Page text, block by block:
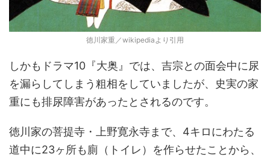
徳川家重／wikipediaより引用
しかもドラマ10『大奥』では、吉宗との面会中に尿
を漏らしてしまう粗相をしていましたが、史実の家
重にも排尿障害があったとされるのです。
徳川家の菩提寺・上野寛永寺まで、4キロにわたる
道中に23ヶ所も廁（トイレ）を作らせたことから、